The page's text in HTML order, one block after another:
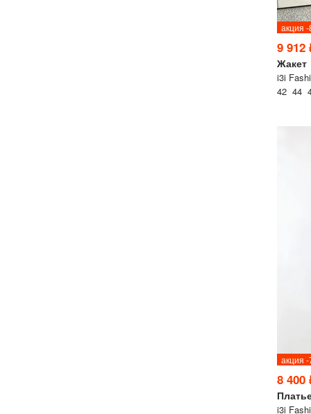
акция
9 912
Жакет
i3i
42 44
акция
8 400
i3i